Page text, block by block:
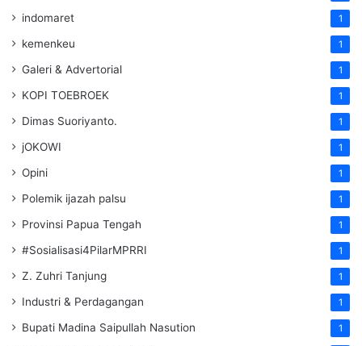
indomaret 1
kemenkeu 1
Galeri & Advertorial 1
KOPI TOEBROEK 1
Dimas Suoriyanto. 1
jOKOWI 1
Opini 1
Polemik ijazah palsu 1
Provinsi Papua Tengah 1
#Sosialisasi4PilarMPRRI 1
Z. Zuhri Tanjung 1
Industri & Perdagangan 1
Bupati Madina Saipullah Nasution 1